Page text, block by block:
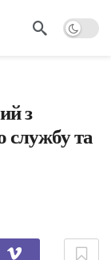
з
службу та